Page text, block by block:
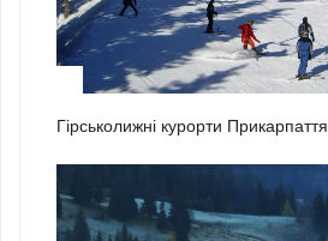
Гірськолижні курорти Прикарпаття